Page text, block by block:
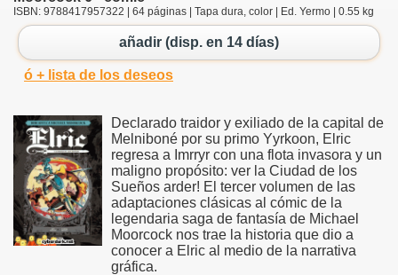
ISBN: 9788417957322 | 64 páginas | Tapa dura, color | Ed. Yermo | 0.55 kg
añadir (disp. en 14 días)
ó + lista de los deseos
Declarado traidor y exiliado de la capital de
Melniboné por su primo Yyrkoon, Elric
regresa a Imrryr con una flota invasora y un
maligno propósito: ver la Ciudad de los
Sueños arder! El tercer volumen de las
adaptaciones clásicas al cómic de la
legendaria saga de fantasía de Michael
Moorcock nos trae la historia que dio a
conocer a Elric al medio de la narrativa
gráfica.